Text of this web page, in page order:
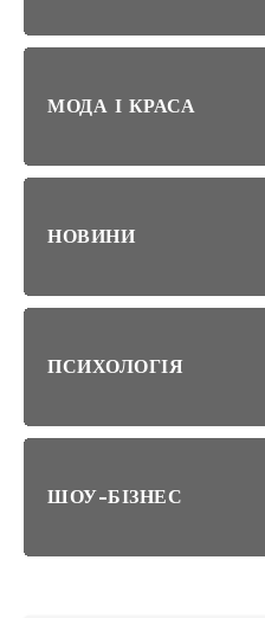
МОДА І КРАСА
НОВИНИ
ПСИХОЛОГІЯ
ШОУ-БІЗНЕС